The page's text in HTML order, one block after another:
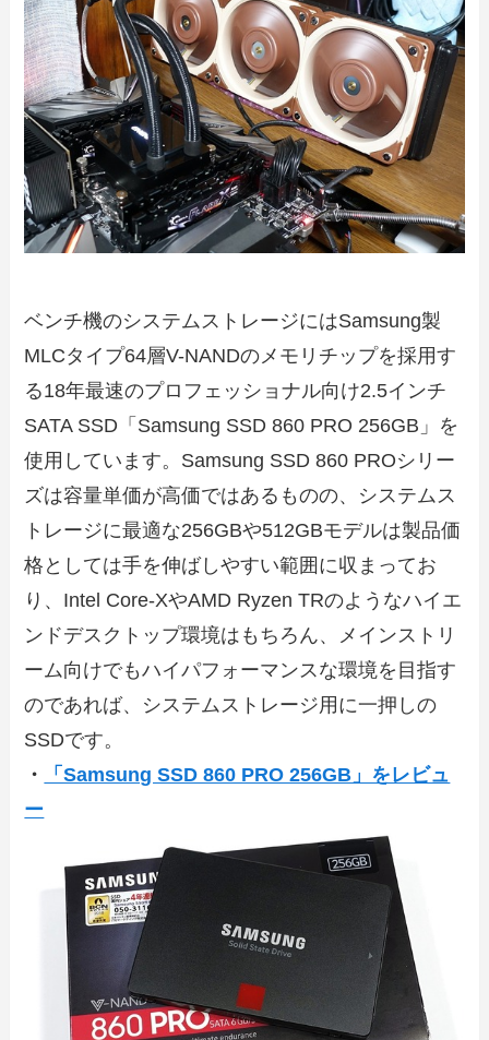
ベンチ機のシステムストレージにはSamsung製
MLCタイプ64層V-NANDのメモリチップを採用す
る18年最速のプロフェッショナル向け2.5インチ
SATA SSD「Samsung SSD 860 PRO 256GB」を
使用しています。Samsung SSD 860 PROシリー
ズは容量単価が高価ではあるものの、システムス
トレージに最適な256GBや512GBモデルは製品価
格としては手を伸ばしやすい範囲に収まってお
り、Intel Core-XやAMD Ryzen TRのようなハイエ
ンドデスクトップ環境はもちろん、メインストリ
ーム向けでもハイパフォーマンスな環境を目指す
のであれば、システムストレージ用に一押しの
SSDです。
・
「Samsung SSD 860 PRO 256GB」をレビュ
ー